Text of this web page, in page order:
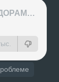
В ПОГОНЕ ЗА НЕФРИТОМ - Лучшая ДОРАМА года или ХАЙП на ровном месте?